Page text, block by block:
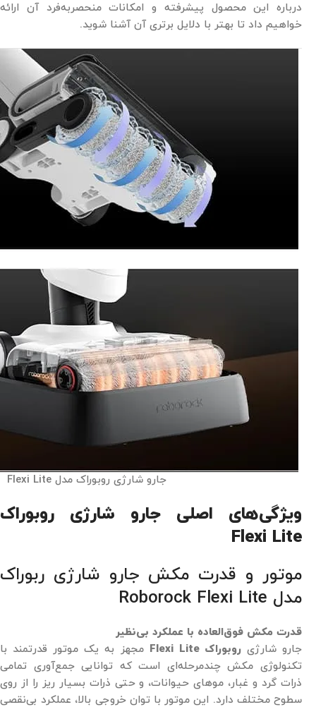
درباره این محصول پیشرفته و امکانات منحصربه‌فرد آن ارائه
خواهیم داد تا بهتر با دلایل برتری آن آشنا شوید.
جارو شارژی روبوراک مدل Flexi Lite
ویژگی‌های اصلی جارو شارژی روبوراک
Flexi Lite
موتور و قدرت مکش جارو شارژی ربوراک
مدل Roborock Flexi Lite
قدرت مکش فوق‌العاده با عملکرد بی‌نظیر
جارو شارژیروبوراک Flexi Lite
مجهز به یک موتور قدرتمند با
تکنولوژی مکش چندمرحله‌ای است که توانایی جمع‌آوری تمامی
ذرات گرد و غبار، موهای حیوانات، و حتی ذرات بسیار ریز را از روی
سطوح مختلف دارد. این موتور با توان خروجی بالا، عملکرد بی‌نقصی